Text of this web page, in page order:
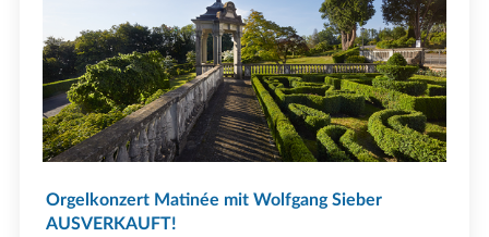
Orgelkonzert Matinée mit Wolfgang Sieber
AUSVERKAUFT!